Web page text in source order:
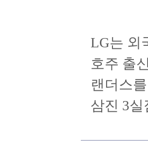
LG는 외
호주 출
랜더스
삼진 3